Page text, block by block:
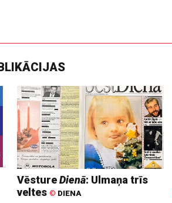
VēstureDienā: Ulmaņa trīs
veltes © DIENA